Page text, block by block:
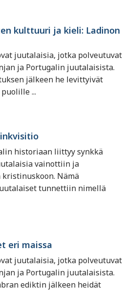
kulttuuri ja kieli: Ladinon
juutalaisia, jotka polveutuvat
ja Portugalin juutalaisista.
jälkeen he levittyivät
...
historiaan liittyy synkkä
vainottiin ja
Nämä
tunnettiin nimellä
eri maissa
juutalaisia, jotka polveutuvat
ja Portugalin juutalaisista.
ediktin jälkeen heidät